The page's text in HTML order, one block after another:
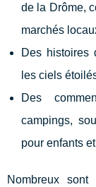
de la Drôme,
marchés
Des histoires
les ciels
Des
campings,
pour enfants
Nombreux